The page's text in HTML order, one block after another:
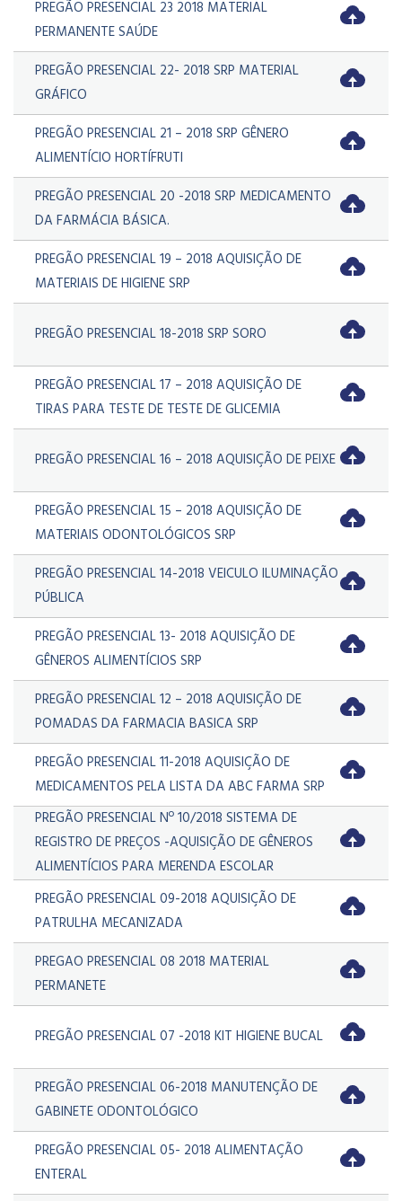
PREGÃO PRESENCIAL 23 2018 MATERIAL
PERMANENTE SAÚDE
PREGÃO PRESENCIAL 22- 2018 SRP MATERIAL
GRÁFICO
PREGÃO PRESENCIAL 21 – 2018 SRP GÊNERO
ALIMENTÍCIO HORTÍFRUTI
PREGÃO PRESENCIAL 20 -2018 SRP MEDICAMENTO
DA FARMÁCIA BÁSICA.
PREGÃO PRESENCIAL 19 – 2018 AQUISIÇÃO DE
MATERIAIS DE HIGIENE SRP
PREGÃO PRESENCIAL 18-2018 SRP SORO
PREGÃO PRESENCIAL 17 – 2018 AQUISIÇÃO DE
TIRAS PARA TESTE DE TESTE DE GLICEMIA
PREGÃO PRESENCIAL 16 – 2018 AQUISIÇÃO DE PEIXE
PREGÃO PRESENCIAL 15 – 2018 AQUISIÇÃO DE
MATERIAIS ODONTOLÓGICOS SRP
PREGÃO PRESENCIAL 14-2018 VEICULO ILUMINAÇÃO
PÚBLICA
PREGÃO PRESENCIAL 13- 2018 AQUISIÇÃO DE
GÊNEROS ALIMENTÍCIOS SRP
PREGÃO PRESENCIAL 12 – 2018 AQUISIÇÃO DE
POMADAS DA FARMACIA BASICA SRP
PREGÃO PRESENCIAL 11-2018 AQUISIÇÃO DE
MEDICAMENTOS PELA LISTA DA ABC FARMA SRP
PREGÃO PRESENCIAL Nº 10/2018 SISTEMA DE
REGISTRO DE PREÇOS -AQUISIÇÃO DE GÊNEROS
ALIMENTÍCIOS PARA MERENDA ESCOLAR
PREGÃO PRESENCIAL 09-2018 AQUISIÇÃO DE
PATRULHA MECANIZADA
PREGAO PRESENCIAL 08 2018 MATERIAL
PERMANETE
PREGÃO PRESENCIAL 07 -2018 KIT HIGIENE BUCAL
PREGÃO PRESENCIAL 06-2018 MANUTENÇÃO DE
GABINETE ODONTOLÓGICO
PREGÃO PRESENCIAL 05- 2018 ALIMENTAÇÃO
ENTERAL